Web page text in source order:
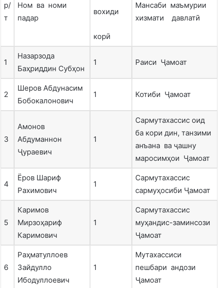
р/
т
Ном ва номи
падар
вохиди
корӣ
Мансаби маъмурии
хизмати давлатӣ
1
Назарзода
Баҳриддин Субҳон
1 Раиси Ҷамоат
2
Шеров Абдунасим
Бобокалонович
1 Котиби Ҷамоат
3
Амонов
Абдуманнон
Ҷураевич
1
Сармутахассис оид
ба кори дин, танзими
анъана ва ҷашну
маросимҳои Ҷамоат
4
Ёров Шариф
Рахимович
1
Сармутахассис
сармуҳосиби Ҷамоат
5
Каримов
Мирзоҳариф
Каримович
1
Сармутахассис
муҳандис-заминсози
Ҷамоат
6
Раҳматуллоев
Зайдулло
Ибодуллоевич
1
Мутахассиси
пешбари андози
Ҷамоат